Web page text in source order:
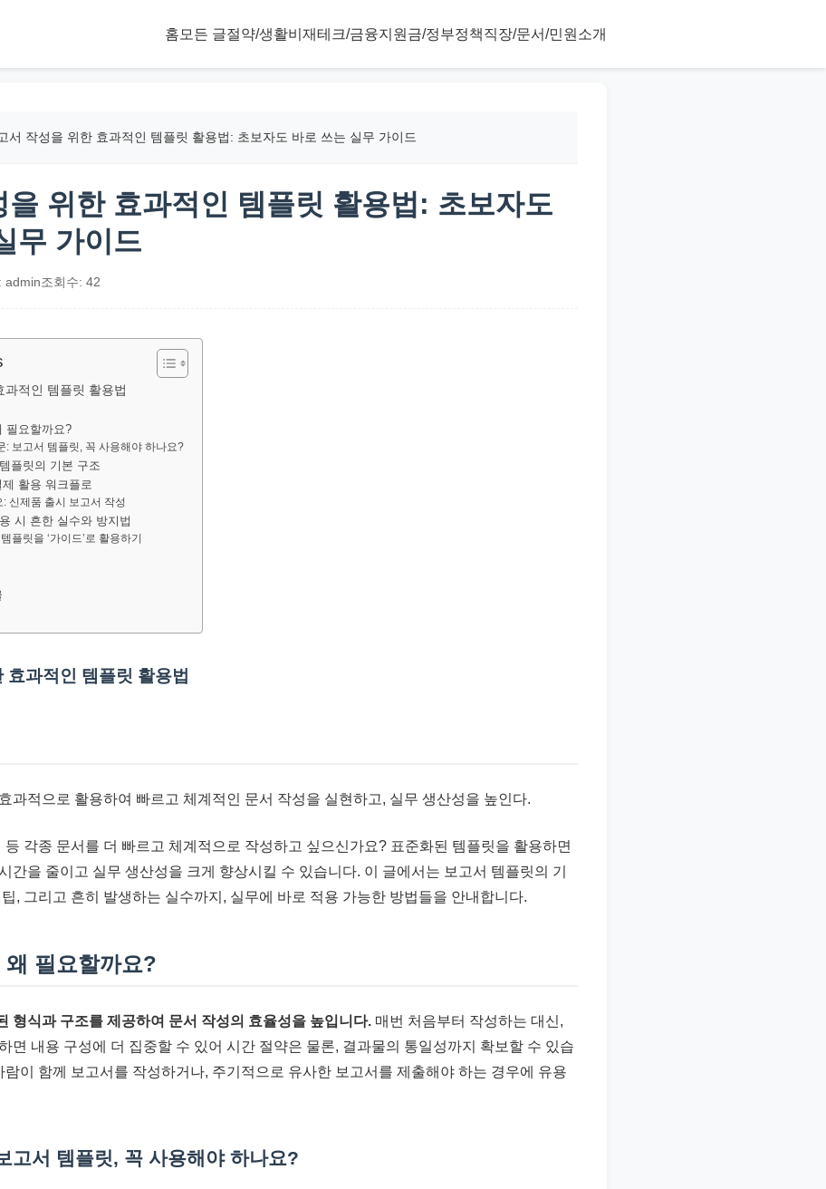
홈 모든 글절약/생활비 재테크/금융지원금/정부정책직장/문서/민원 소개
서 작성을 위한 효과적인 템플릿 활용법: 초보자도 바로 쓰는 실무 가이드
을 위한 효과적인 템플릿 활용법: 초보자도
무 가이드
admin조회수: 42
과적인 템플릿 활용법
필요할까요?
: 보고서 템플릿, 꼭 사용해야 하나요?
플릿의 기본 구조
활용 워크플로
신제품 출시 보고서 작성
시 흔한 실수와 방지법
플릿을 ‘가이드’로 활용하기
효과적인 템플릿 활용법
과적으로 활용하여 빠르고 체계적인 문서 작성을 실현하고, 실무 생산성을 높인다.
등 각종 문서를 더 빠르고 체계적으로 작성하고 싶으신가요? 표준화된 템플릿을 활용하면
간을 줄이고 실무 생산성을 크게 향상시킬 수 있습니다. 이 글에서는 보고서 템플릿의 기
, 그리고 흔히 발생하는 실수까지, 실무에 바로 적용 가능한 방법들을 안내합니다.
필요할까요?
형식과 구조를 제공하여 문서 작성의 효율성을 높입니다. 매번 처음부터 작성하는 대신,
면 내용 구성에 더 집중할 수 있어 시간 절약은 물론, 결과물의 통일성까지 확보할 수 있습
람이 함께 보고서를 작성하거나, 주기적으로 유사한 보고서를 제출해야 하는 경우에 유용
고서 템플릿, 꼭 사용해야 하나요?